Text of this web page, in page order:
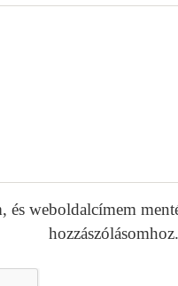
és weboldalcímem
hozzászólásomhoz.